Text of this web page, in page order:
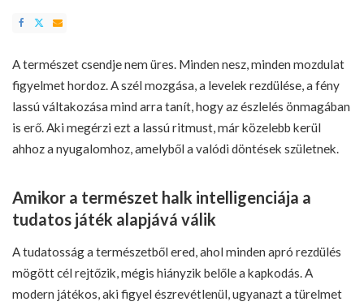
A természet csendje nem üres. Minden nesz, minden mozdulat
figyelmet hordoz. A szél mozgása, a levelek rezdülése, a fény
lassú váltakozása mind arra tanít, hogy az észlelés önmagában
is erő. Aki megérzi ezt a lassú ritmust, már közelebb kerül
ahhoz a nyugalomhoz, amelyből a valódi döntések születnek.
Amikor a természet halk intelligenciája a
tudatos játék alapjává válik
A tudatosság a természetből ered, ahol minden apró rezdülés
mögött cél rejtőzik, mégis hiányzik belőle a kapkodás. A
modern játékos, aki figyel észrevétlenül, ugyanazt a türelmet